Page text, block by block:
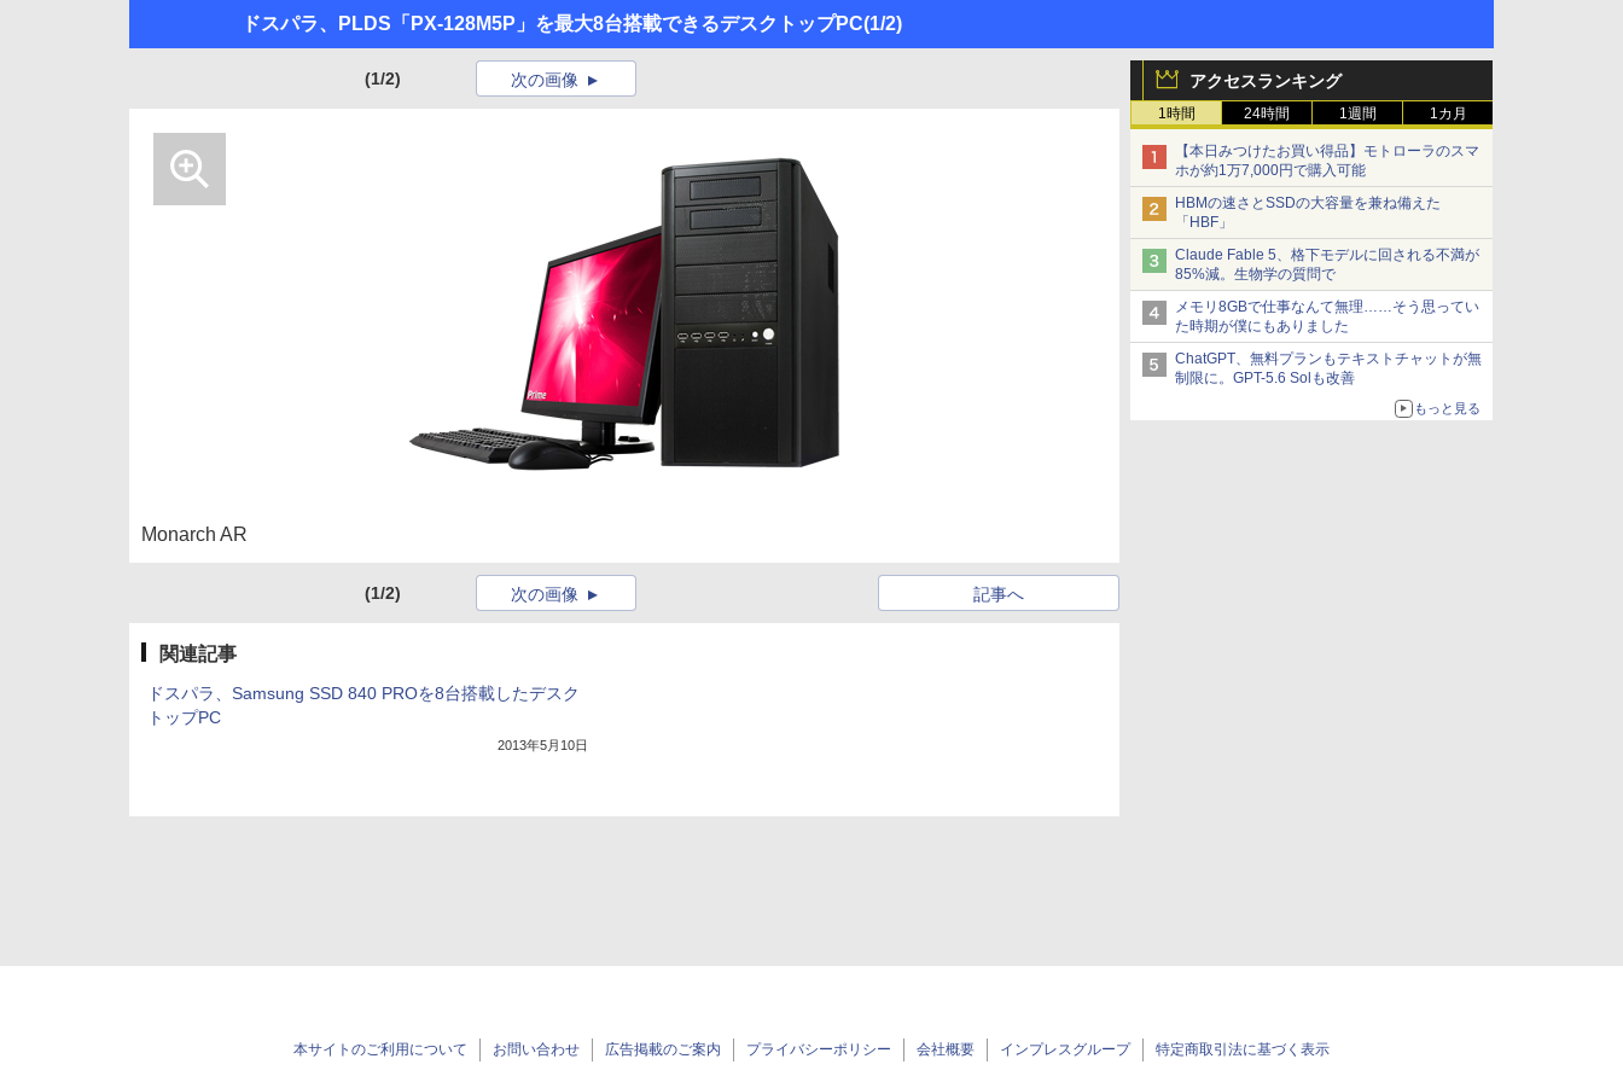
ドスパラ、PLDS「PX-128M5P」を最大8台搭載できるデスクトップPC(1/2)
アクセスランキング
1時間 24時間 1週間 1カ月
【本日みつけたお買い得品】モトローラのスマ
ホが約1万7,000円で購入可能
HBMの速さとSSDの大容量を兼ね備えた
「HBF」
Claude Fable 5、格下モデルに回される不満が
85%減。生物学の質問で
メモリ8GBで仕事なんて無理……そう思ってい
た時期が僕にもありました
ChatGPT、無料プランもテキストチャットが無
制限に。GPT-5.6 Solも改善
もっと見る
(1/2) 次の画像
Monarch AR
(1/2) 記事へ
次の画像
関連記事
ドスパラ、Samsung SSD 840 PROを8台搭載したデスク
トップPC
2013年5月10日
本サイトのご利用について お問い合わせ 広告掲載のご案内 プライバシーポリシー 会社概要 インプレスグループ 特定商取引法に基づく表示